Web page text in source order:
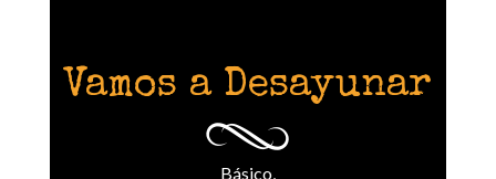
Vamos a Desayunar
Básico,